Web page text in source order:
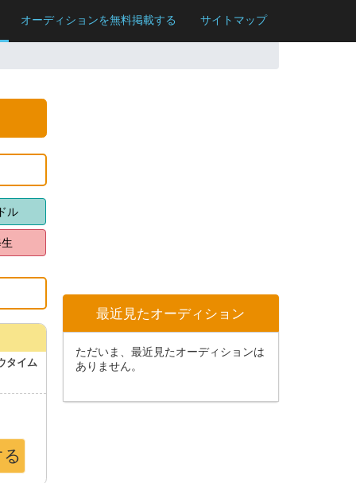
オーディションを無料掲載する サイトマップ
ル
タイム
最近見たオーディション
ただいま、最近見たオーディションは
ありません。